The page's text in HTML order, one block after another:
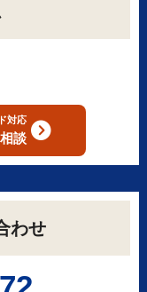
対応
相談
わせ